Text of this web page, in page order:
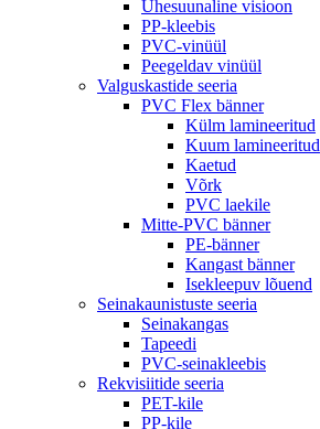
Ühesuunaline visioon
PP-kleebis
PVC-vinüül
Peegeldav vinüül
Valguskastide seeria
PVC Flex bänner
Külm lamineeritud
Kuum lamineeritud
Kaetud
Võrk
PVC laekile
Mitte-PVC bänner
PE-bänner
Kangast bänner
Isekleepuv lõuend
Seinakaunistuste seeria
Seinakangas
Tapeedi
PVC-seinakleebis
Rekvisiitide seeria
PET-kile
PP-kile